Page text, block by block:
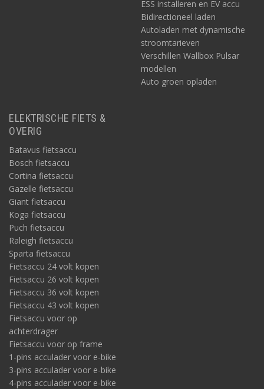
ESS installeren en EV accu
Bidirectioneel laden
Autoladen met dynamische
stroomtarieven
Verschillen Wallbox Pulsar
modellen
Auto groen opladen
ELEKTRISCHE FIETS &
OVERIG
Batavus fietsaccu
Bosch fietsaccu
Cortina fietsaccu
Gazelle fietsaccu
Giant fietsaccu
Koga fietsaccu
Puch fietsaccu
Raleigh fietsaccu
Sparta fietsaccu
Fietsaccu 24 volt kopen
Fietsaccu 26 volt kopen
Fietsaccu 36 volt kopen
Fietsaccu 43 volt kopen
Fietsaccu voor op
achterdrager
Fietsaccu voor op frame
1-pins acculader voor e-bike
3-pins acculader voor e-bike
4-pins acculader voor e-bike